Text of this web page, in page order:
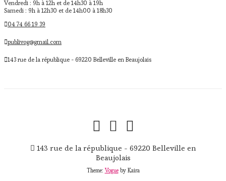
Vendredi : 9h à 12h et de 14h30 à 19h
Samedi : 9h à 12h30 et de 14h00 à 18h30
04 74 66 19 39
publivog@gmail.com
143 rue de la république - 69220 Belleville en Beaujolais
143 rue de la république - 69220 Belleville en
Beaujolais
Theme:Vogueby Kaira